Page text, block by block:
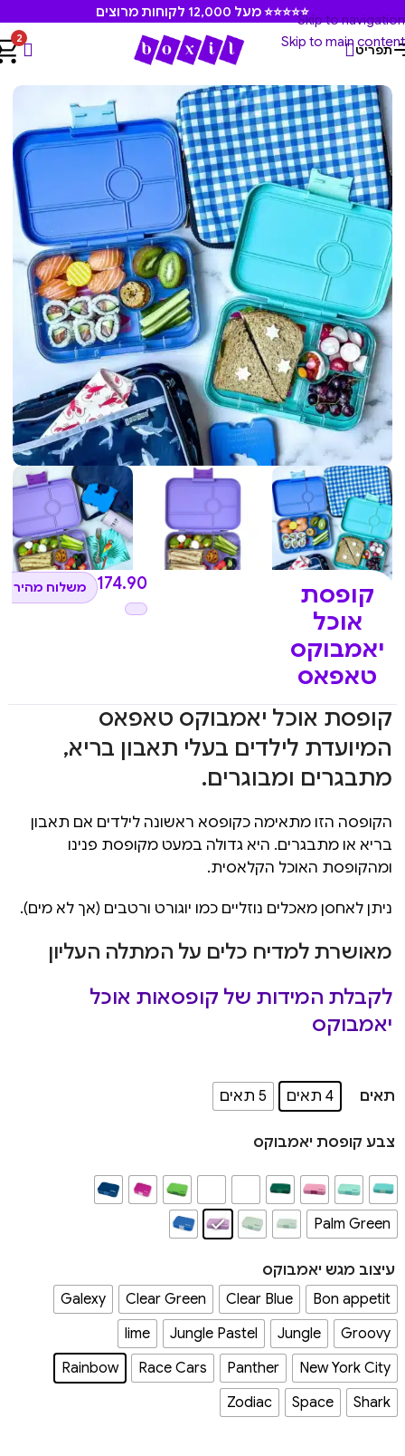
Skip to navigation
Skip to main content
⭐⭐⭐⭐⭐ מעל 12,000 לקוחות מרוצים
תפריט
2
עמוד הבית קופסאות אוכל/קופסאות אוכל לילדים. גן ובית ספר
קופסת
אוכל
יאמבוקס
טאפאס
₪174.90 משלוח מהיר
קופסת אוכל יאמבוקס טאפאס
המיועדת לילדים בעלי תאבון בריא,
מתבגרים ומבוגרים.
הקופסה הזו מתאימה כקופסא ראשונה לילדים אם תאבון
בריא או מתבגרים. היא גדולה במעט מקופסת פנינו
ומהקופסת האוכל הקלאסית.
ניתן לאחסן מאכלים נוזליים כמו יוגורט ורטבים (אך לא מים).
מאושרת למדיח כלים על המתלה העליון
לקבלת המידות של קופסאות אוכל
יאמבוקס
תאים 4 תאים 5 תאים
צבע קופסת יאמבוקס
Palm Green
עיצוב מגש יאמבוקס
Bon appetit
Clear Blue
Clear Green
Galexy
Groovy
Jungle
Jungle Pastel
lime
New York City
Panther
Race Cars
Rainbow
Shark
Space
Zodiac